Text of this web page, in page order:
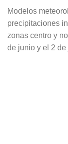
Modelos
precipitaciones
zonas centro y
de junio y el 2